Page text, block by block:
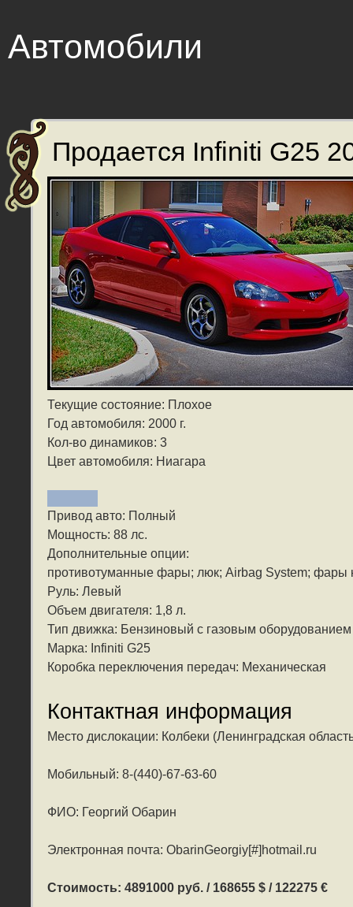
Автомобили
Продается Infiniti G25
Текущие состояние: Плохое
Год автомобиля: 2000 г.
Кол-во динамиков: 3
Цвет автомобиля: Ниагара
Привод авто: Полный
Мощность: 88 лс.
Дополнительные опции:
противотуманные фары; люк; Airbag System; фары
Руль: Левый
Объем двигателя: 1,8 л.
Тип движка: Бензиновый с газовым оборудованием
Марка: Infiniti G25
Коробка переключения передач: Механическая
Контактная информация
Место дислокации: Колбеки (Ленинградская
Мобильный: 8-(440)-67-63-60
ФИО: Георгий Обарин
Электронная почта: ObarinGeorgiy[#]hotmail.ru
Стоимость: 4891000 руб. / 168655 $ / 122275 €